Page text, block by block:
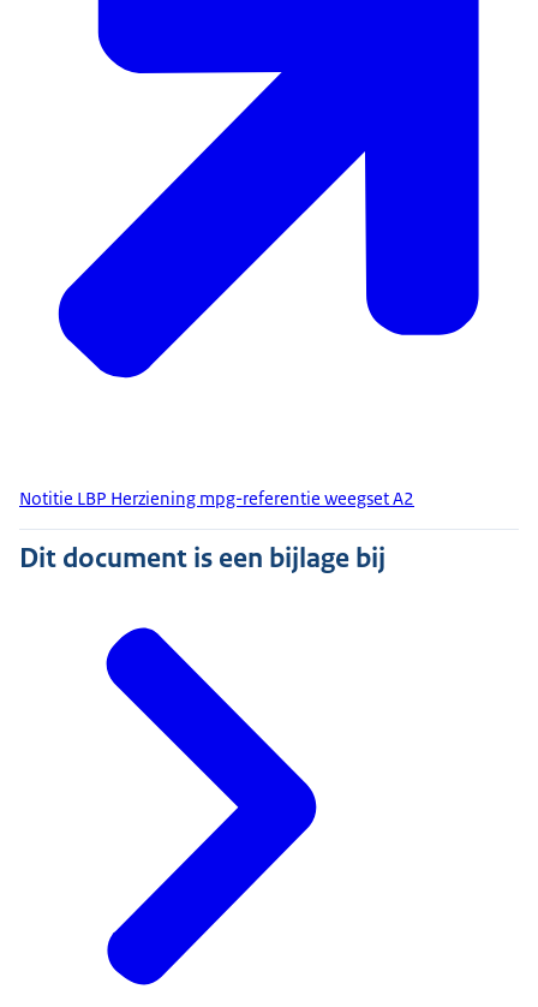
Notitie LBP Herziening mpg-referentie weegset A2
Dit document is een bijlage bij